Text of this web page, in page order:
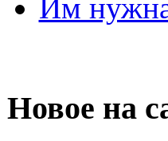
Им
Новое на